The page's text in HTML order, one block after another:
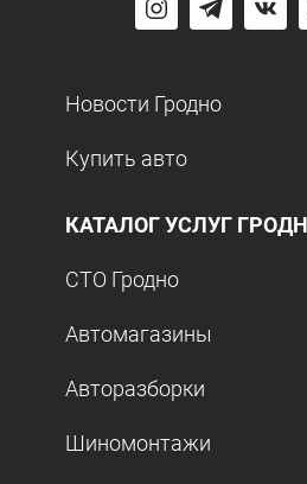
Новости Гродно
Купить авто
КАТАЛОГ УСЛУГ
СТО Гродно
Автомагазины
Авторазборки
Шиномонтажи